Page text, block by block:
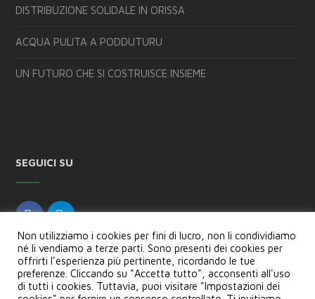
DISTRIBUZIONE SOLIDALE IN ORISSA
ACQUA PULITA A PODDUTURU
UN FUTURO CHE SI COSTRUISCE INSIEME
SEGUICI SU
Non utilizziamo i cookies per fini di lucro, non li condividiamo
né li vendiamo a terze parti. Sono presenti dei cookies per
offrirti l'esperienza più pertinente, ricordando le tue
preferenze. Cliccando su "Accetta tutto", acconsenti all'uso
di tutti i cookies. Tuttavia, puoi visitare "Impostazioni dei